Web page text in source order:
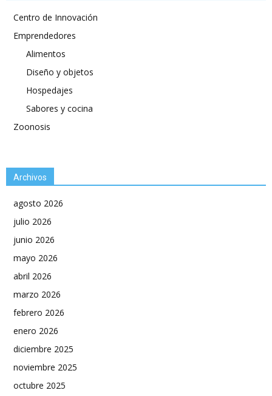
Centro de Innovación
Emprendedores
Alimentos
Diseño y objetos
Hospedajes
Sabores y cocina
Zoonosis
Archivos
agosto 2026
julio 2026
junio 2026
mayo 2026
abril 2026
marzo 2026
febrero 2026
enero 2026
diciembre 2025
noviembre 2025
octubre 2025